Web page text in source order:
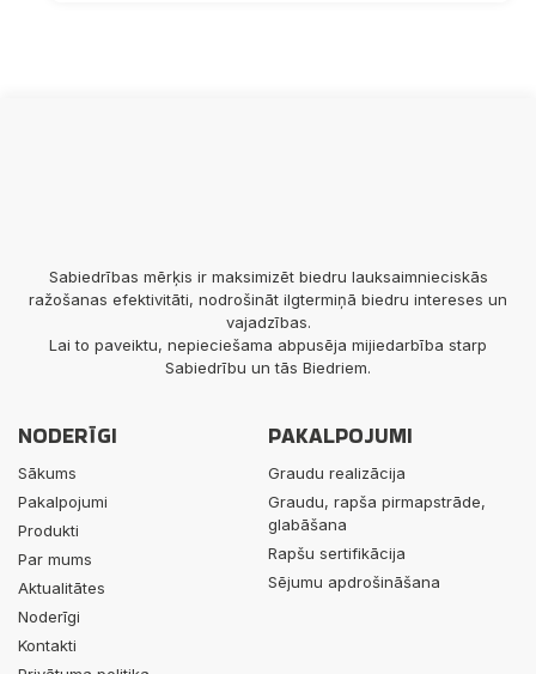
Sabiedrības mērķis ir maksimizēt biedru lauksaimnieciskās
ražošanas efektivitāti, nodrošināt ilgtermiņā biedru intereses un
vajadzības.
Lai to paveiktu, nepieciešama abpusēja mijiedarbība starp
Sabiedrību un tās Biedriem.
NODERĪGI
Sākums
Pakalpojumi
Produkti
Par mums
Aktualitātes
Noderīgi
Kontakti
PAKALPOJUMI
Graudu realizācija
Graudu, rapša pirmapstrāde,
glabāšana
Rapšu sertifikācija
Sējumu apdrošināšana